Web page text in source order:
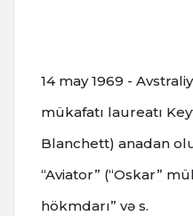
14 may 1969 -
mükafatı laureatı
Blanchett) anadan
“Aviator” (“Oskar”
hökmdarı” və s.